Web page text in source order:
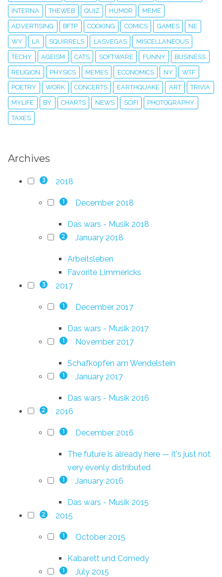
INTERNA THEWEB QUIZ HUMOR MEME
ADVERTISING BFTP COOKING COMICS GAMES NE
WY LA SQUIRRELS LASVEGAS MISCELLANEOUS
TECHY AGEISM CATS SOFTWARE FUNNY BUSINESS
RELIGION PHYSICS MEMES ECONOMICS NY WTF
POETRY WORK CONCERTS EARTHQUAKE ART TRIVIA
MYLIFE BY CHARTS NEWS SCIFI PHOTOGRAPHY
TAXES
Archives
3 2018
1 December 2018
Das wars - Musik 2018
2 January 2018
Arbeitsleben
Favorite Limmericks
3 2017
1 December 2017
Das wars - Musik 2017
1 November 2017
Schafkopfen am Wendelstein
1 January 2017
Das wars - Musik 2016
2 2016
1 December 2016
The future is already here — it's just not
very evenly distributed
1 January 2016
Das wars - Musik 2015
2 2015
1 October 2015
Kabarett und Comedy
1 July 2015